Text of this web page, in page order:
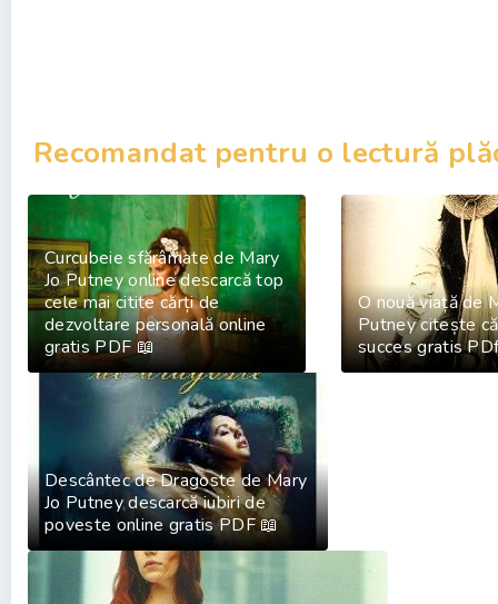
Recomandat pentru o lectură
Curcubeie sfărâmate de Mary
Jo Putney online descarcă top
cele mai citite cărți de
dezvoltare personală online
gratis PDF 📖
O nouă viață de
Putney citește
succes gratis
Descântec de Dragoste de Mary
Jo Putney descarcă iubiri de
poveste online gratis PDF 📖